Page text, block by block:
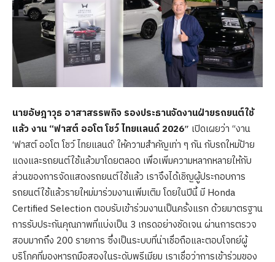
นายอัษฎาวุธ อาสาสรรพกิจ รองประธานจัดงานฝ่ายรถยนต์ใช้
แล้ว งาน “ฟาสต์ ออโต โชว์ ไทยแลนด์ 2026″ เปิดเผยว่า “งาน
‘ฟาสต์ ออโต โชว์ ไทยแลนด์’ ให้ความสำคัญเท่า ๆ กัน กับรถใหม่ป้าย
แดงและรถยนต์ใช้แล้วมาโดยตลอด เพื่อเพิ่มความหลากหลายให้กับ
ส่วนของการจัดแสดงรถยนต์ใช้แล้ว เราจึงได้เชิญผู้ประกอบการ
รถยนต์ใช้แล้วรายใหม่มาร่วมงานเพิ่มเติม โดยในปีนี้ มี Honda
Certified Selection ตอบรับเข้าร่วมงานเป็นครั้งแรก ด้วยมาตรฐาน
การรับประกันคุณภาพที่แบ่งเป็น 3 เกรดอย่างชัดเจน ผ่านการตรวจ
สอบมากถึง 200 รายการ ซึ่งเป็นระบบที่น่าเชื่อถือและตอบโจทย์ผู้
บริโภคที่มองหารถมือสองในระดับพรีเมียม เราเชื่อว่าการเข้าร่วมของ